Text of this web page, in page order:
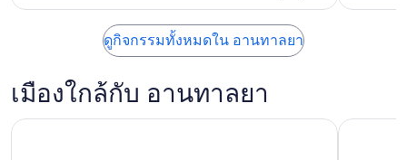
ดูกิจกรรมทั้งหมดใน อานทาลยา
เมืองใกล้กับ อานทาลยา